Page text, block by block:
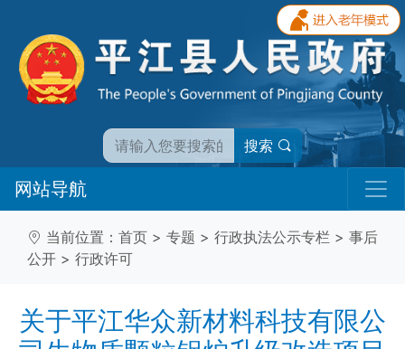
搜索
网站导航
当前位置： 首页 > 专题 > 行政执法公示专栏 > 事后
公开 > 行政许可
关于平江华众新材料科技有限公